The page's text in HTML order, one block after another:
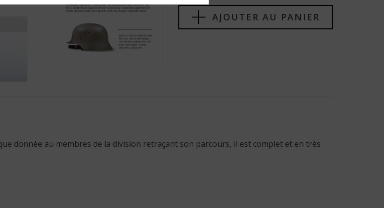
AJOUTER AU PANIER
donnée au membres de la division retraçant son parcours, il est complet et en très